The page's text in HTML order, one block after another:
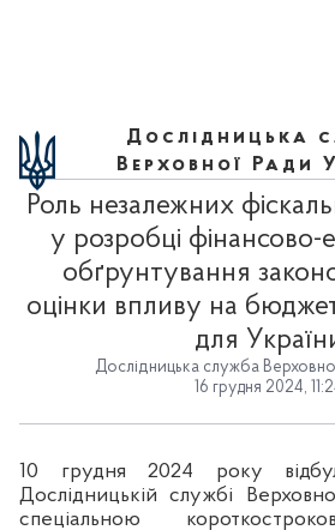
Дослідницька
Верховної Ради
Роль незалежних
у розробці фінансово-
обґрунтування
оцінки впливу на
для
Дослідницька служба
16 грудня 2024,
10 грудня 2024 року
Дослідницькій службі
спеціальною